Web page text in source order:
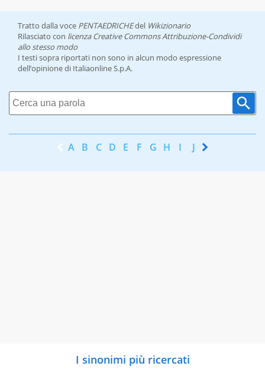
Tratto dalla voce PENTAEDRICHEdel Wikizionario
Rilasciato con licenza Creative Commons Attribuzione-Condividi
allo stesso modo
I testi sopra riportati non sono in alcun modo espressione
dell’opinione di Italiaonline S.p.A.
A B C D E F G H I J K
I sinonimi più ricercati